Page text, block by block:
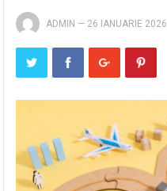
ADMIN — 26 IANUARIE 2026